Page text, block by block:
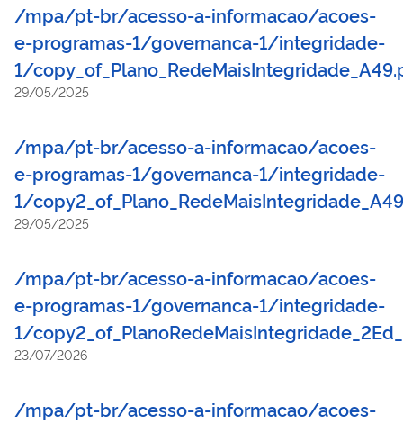
/mpa/pt-br/acesso-a-informacao/acoes-
e-programas-1/governanca-1/integridade-
1/
29/05/2025
/mpa/pt-br/acesso-a-informacao/acoes-
e-programas-1/governanca-1/integridade-
1/
29/05/2025
/mpa/pt-br/acesso-a-informacao/acoes-
e-programas-1/governanca-1/integridade-
1/
23/07/2026
/mpa/pt-br/acesso-a-informacao/acoes-